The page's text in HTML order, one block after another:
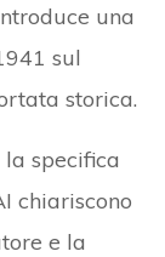
una
sul
storica.
la specifica
chiariscono
e la